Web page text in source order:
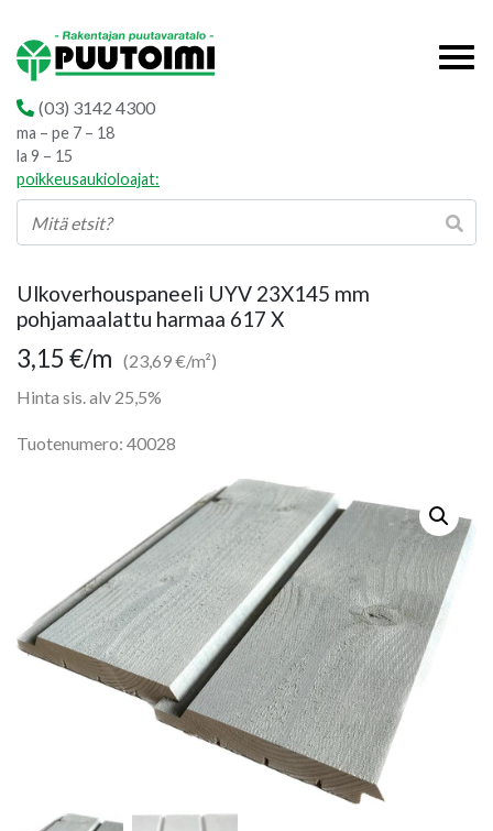
(03) 3142 4300
ma – pe 7 – 18
la 9 – 15
poikkeusaukioloajat:
Ulkoverhouspaneeli UYV 23X145 mm
pohjamaalattu harmaa 617 X
3,15 €/m (23,69 €/m²)
Hinta sis. alv 25,5%
Tuotenumero: 40028